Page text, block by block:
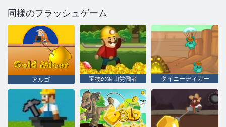
同様のフラッシュゲーム
アルゴ 宝物の鉱山労働者 タイニーディガー